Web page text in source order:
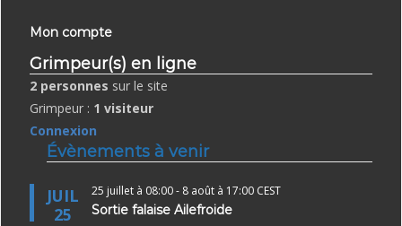
Mon compte
Grimpeur(s) en ligne
2 personnes sur le site
Grimpeur : 1 visiteur
Connexion
Évènements à venir
JUIL
25
25 juillet à 08:00- 8 août à 17:00 CEST
Sortie falaise Ailefroide